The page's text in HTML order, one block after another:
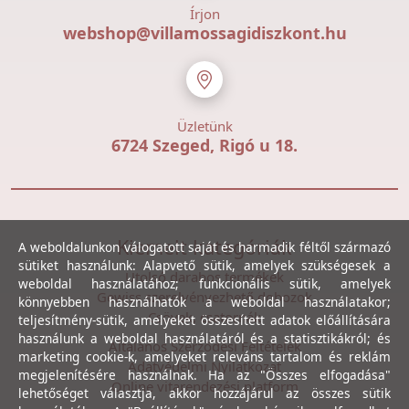
Írjon
webshop@villamossagidiszkont.hu
Üzletünk
6724 Szeged, Rigó u 18.
Kiemelt kategóriák
Utolsó darabos termékek
Gewiss szerelvényezhető dobozok
Csövek, csatornák
Általános Szerződési Feltételek
Adatvédelmi Nyilatkozat
Online vitarendezési platform
A weboldalunkon válogatott saját és harmadik féltől származó
sütiket használunk: Alapvető sütik, amelyek szükségesek a
weboldal használatához; funkcionális sütik, amelyek
könnyebben használhatók a weboldal használatakor;
teljesítmény-sütik, amelyeket összesített adatok előállítására
használunk a weboldal használatáról és a statisztikákról; és
marketing cookie-k, amelyeket releváns tartalom és reklám
megjelenítésére használnak. Ha az "Összes elfogadása"
lehetőséget választja, akkor hozzájárul az összes sütik